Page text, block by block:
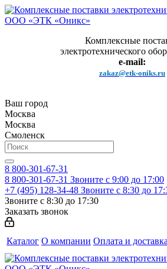
Комплексные
электротехнического
e-mail:
zakaz@etk-oniks.ru
Ваш город
Москва
Москва
Смоленск
8 800-301-67-31
8 800-301-67-31 Звоните с 9:00 до 17:00
+7 (495) 128-34-48 Звоните с 8:30 до
Звоните с 8:30 до 17:30
Заказать звонок
Каталог О компании Оплата и доставка